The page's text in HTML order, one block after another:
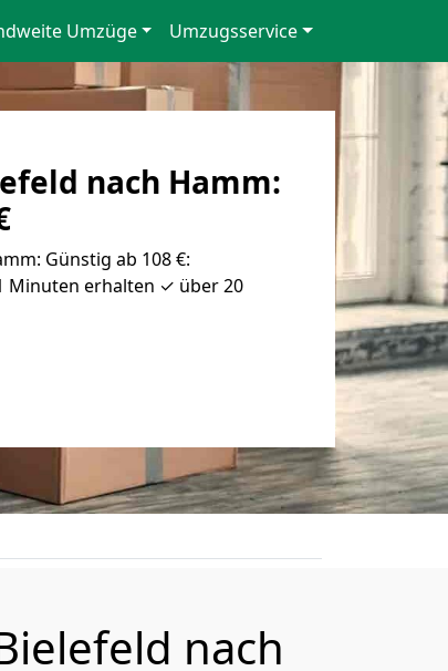
Umzüge Umzugsservice
nach Hamm:
Günstig ab 108 €:
Minuten erhalten ✓ über 20
nach